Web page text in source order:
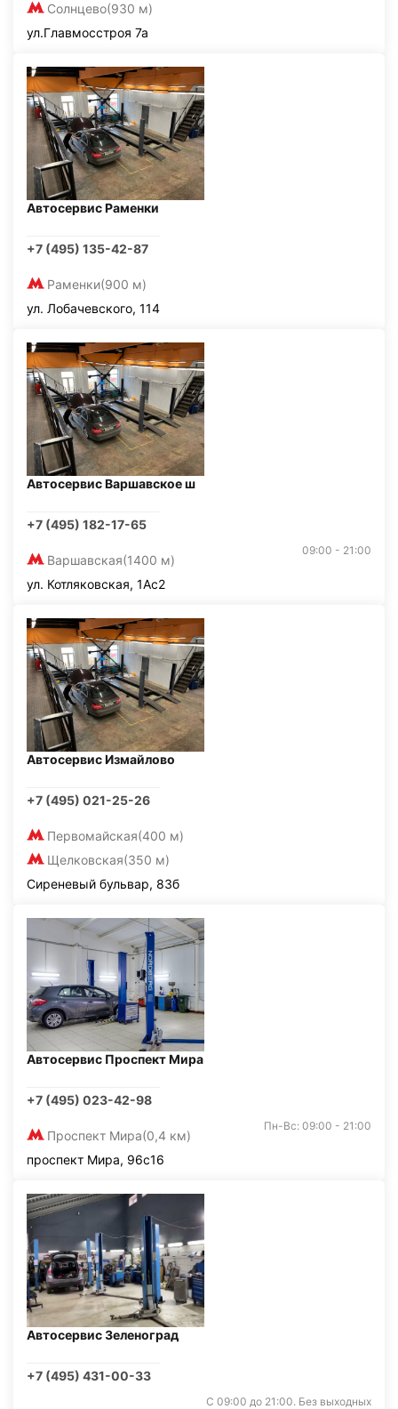
Солнцево(930 м)
ул.Главмосстроя 7а
Автосервис Раменки
+7 (495) 135-42-87
Раменки(900 м)
ул. Лобачевского, 114
Автосервис Варшавское ш
+7 (495) 182-17-65
Варшавская(1400 м)
09:00 - 21:00
ул. Котляковская, 1Ас2
Автосервис Измайлово
+7 (495) 021-25-26
Первомайская(400 м)
Щелковская(350 м)
Сиреневый бульвар, 83б
Автосервис Проспект Мира
+7 (495) 023-42-98
Проспект Мира(0,4 км)
Пн-Вс: 09:00 - 21:00
проспект Мира, 96с16
Автосервис Зеленоград
+7 (495) 431-00-33
С 09:00 до 21:00. Без выходных